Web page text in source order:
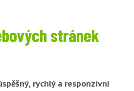
stránek
rychlý a responzivní